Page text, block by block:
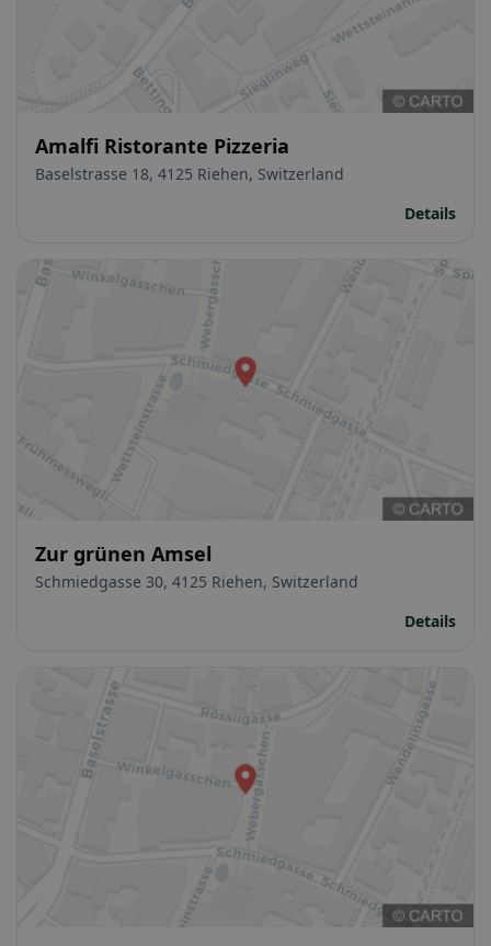
Amalfi Ristorante Pizzeria
Baselstrasse 18, 4125 Riehen, Switzerland
Details
Zur grünen Amsel
Schmiedgasse 30, 4125 Riehen, Switzerland
Details